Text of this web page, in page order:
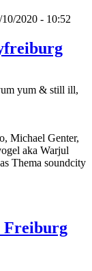
2020 - 10:52
yum & still ill,
Michael Genter,
aka Warjul
Thema soundcity